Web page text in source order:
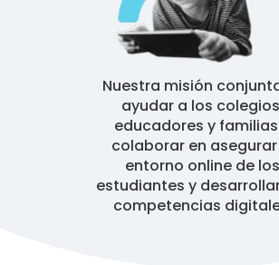
Nuestra misión
ayudar a los
educadores y
colaborar en asegurar
entorno online de los
estudiantes y
competencias